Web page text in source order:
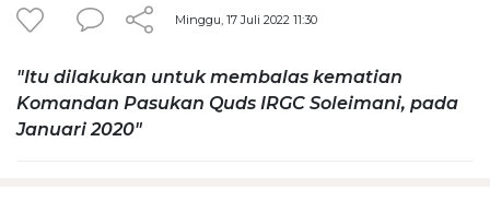
Minggu, 17 Juli 2022 11:30
"Itu dilakukan untuk membalas kematian
Komandan Pasukan Quds IRGC Soleimani, pada
Januari 2020"